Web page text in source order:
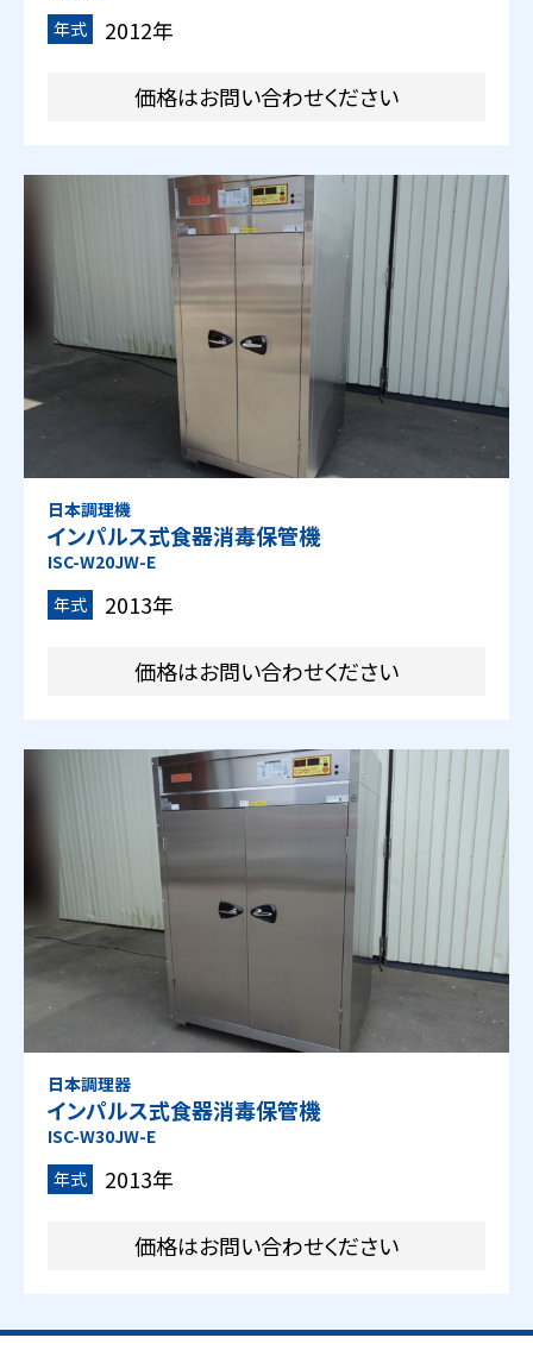
年式
2012年
価格はお問い合わせください
日本調理機
インパルス式食器消毒保管機
ISC-W20JW-E
年式
2013年
価格はお問い合わせください
日本調理器
インパルス式食器消毒保管機
ISC-W30JW-E
年式
2013年
価格はお問い合わせください